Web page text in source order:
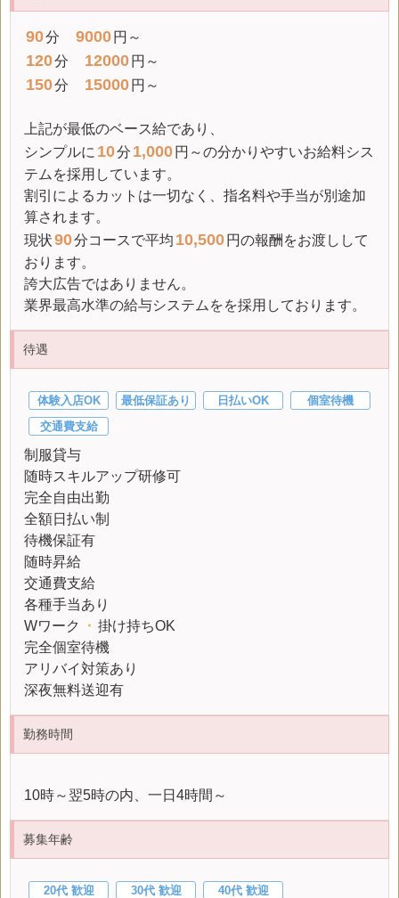
90分 9000 円～
120分 12000 円～
150分 15000 円～
上記が最低のベース給であり、
シンプルに 10分 1,000 円～の分かりやすいお給料シス
テムを採用しています。
割引によるカットは一切なく、指名料や手当が別途加
算されます。
現状90分コースで平均 10,500 円の報酬をお渡しして
おります。
誇大広告ではありません。
業界最高水準の給与システムをを採用しております。
待遇
体験入店OK 最低保証あり 日払いOK
個室待機
交通費支給
制服貸与
随時スキルアップ研修可
完全自由出勤
全額日払い制
待機保証有
随時昇給
交通費支給
各種手当あり
Wワーク
・ 掛け持ちOK
完全個室待機
アリバイ対策あり
深夜無料送迎有
勤務時間
10時～翌5時の内、一日4時間～
募集年齢
20代 歓迎 30代 歓迎 40代 歓迎